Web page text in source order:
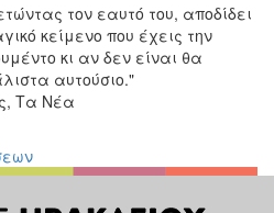
τον εαυτό του, αποδίδει
κείμενο που έχεις την
κι αν δεν είναι θα
αυτούσιο."
Τα Νέα